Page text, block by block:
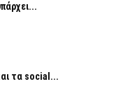
τα social...